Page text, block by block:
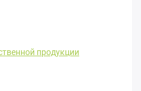
продукции